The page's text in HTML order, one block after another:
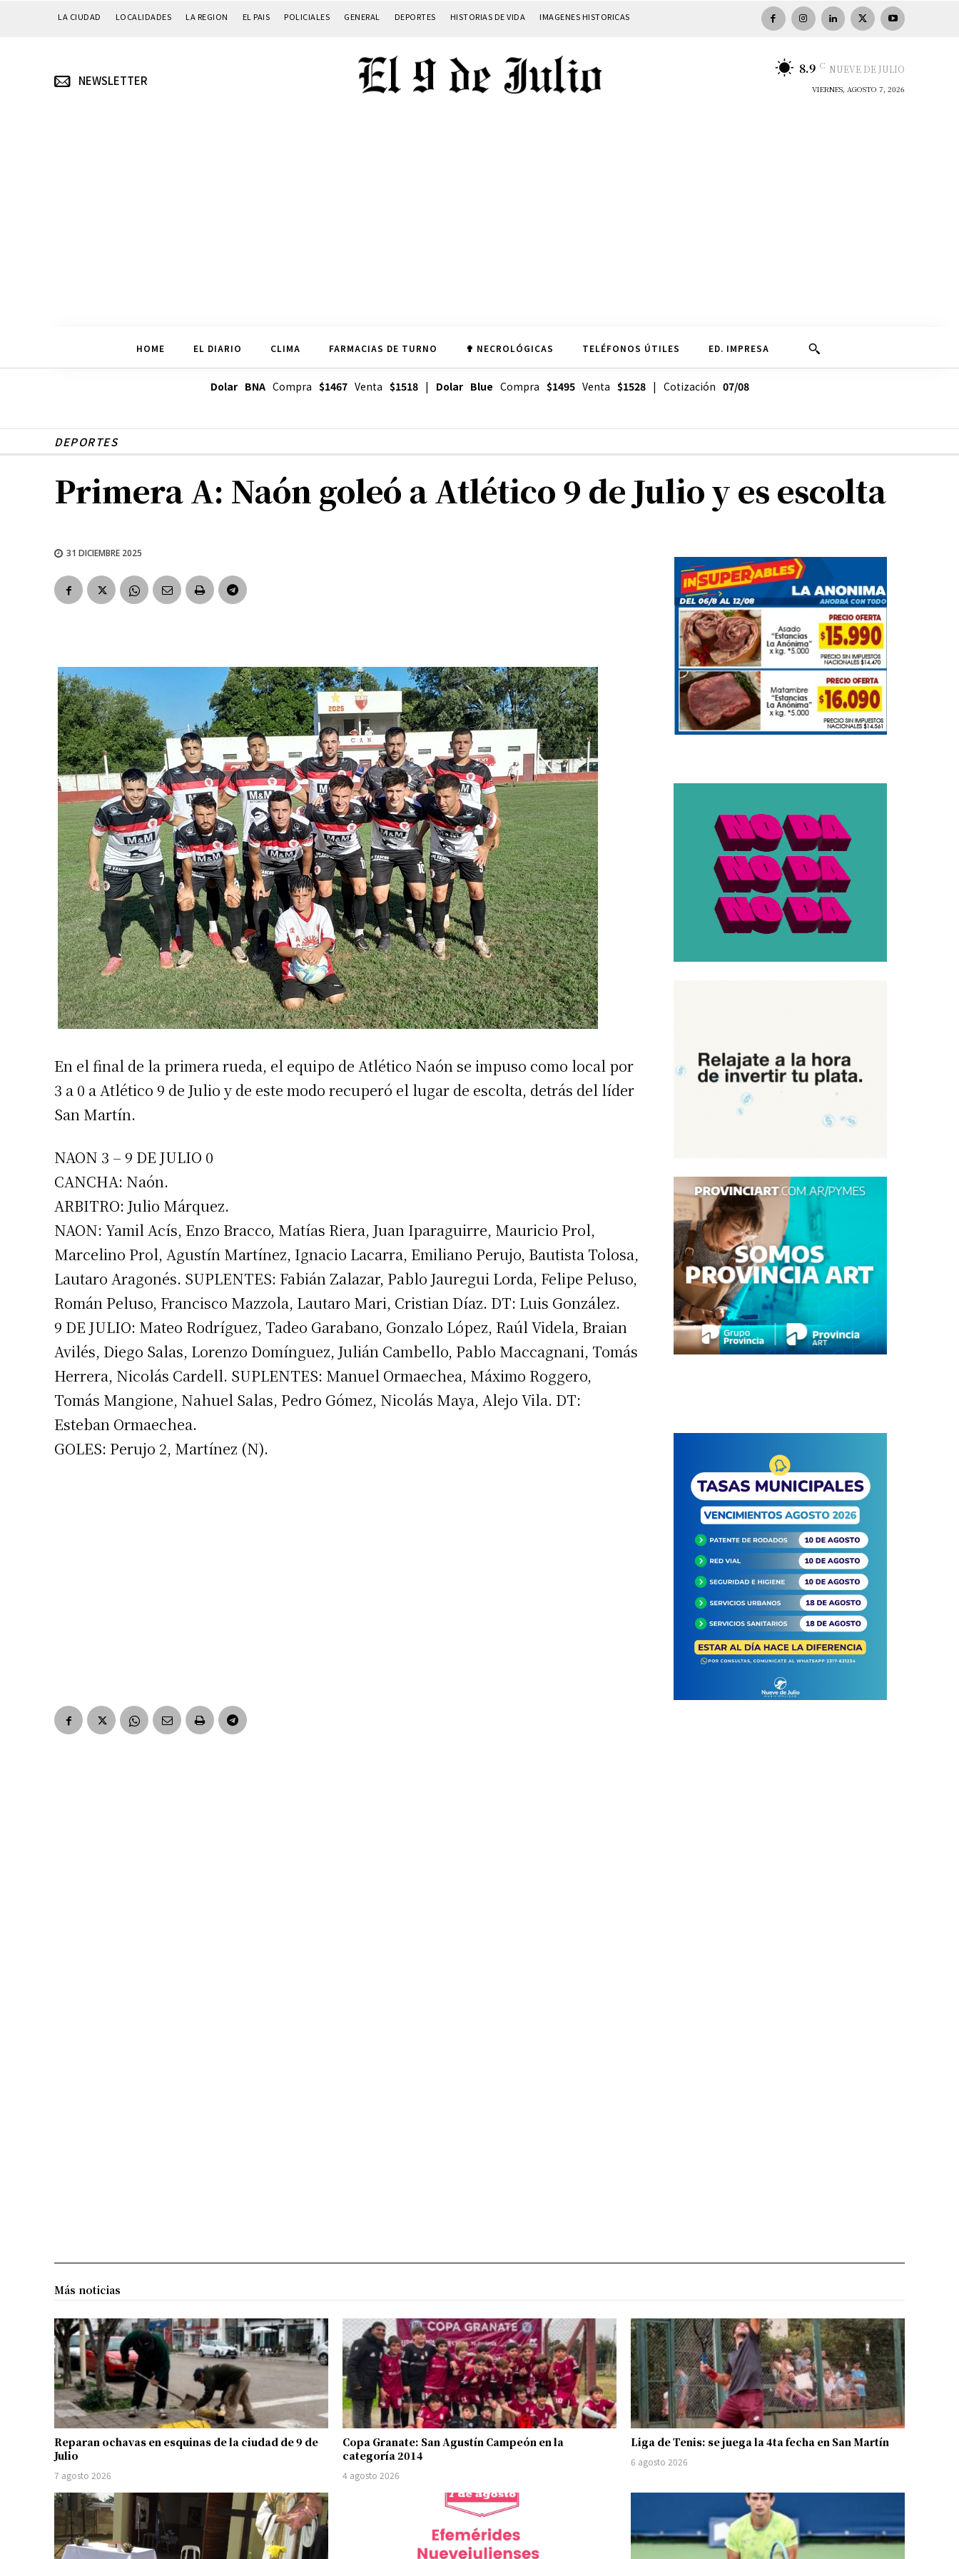
Suscribirme gratis
LA CIUDAD LOCALIDADES LA REGION EL PAIS POLICIALES GENERAL DEPORTES HISTORIAS DE VIDA IMAGENES HISTORICAS
NEWSLETTER
8.9 C NUEVE DE JULIO
VIERNES, AGOSTO 7, 2026
HOME EL DIARIO CLIMA FARMACIAS DE TURNO ✟ NECROLÓGICAS TELÉFONOS ÚTILES ED. IMPRESA
Dolar BNACompra $1467Venta $1518| Dolar Blue Compra $1495Venta $1528| Cotización 07/08
DEPORTES
Primera A: Naón goleó a Atlético 9 de Julio y es escolta
31 DICIEMBRE 2025
En el final de la primera rueda, el equipo de Atlético Naón se impuso como local por
3 a 0 a Atlético 9 de Julio y de este modo recuperó el lugar de escolta, detrás del líder
San Martín.
NAON 3 – 9 DE JULIO 0
CANCHA: Naón.
ARBITRO: Julio Márquez.
NAON: Yamil Acís, Enzo Bracco, Matías Riera, Juan Iparaguirre, Mauricio Prol,
Marcelino Prol, Agustín Martínez, Ignacio Lacarra, Emiliano Perujo, Bautista Tolosa,
Lautaro Aragonés. SUPLENTES: Fabián Zalazar, Pablo Jauregui Lorda, Felipe Peluso,
Román Peluso, Francisco Mazzola, Lautaro Mari, Cristian Díaz. DT: Luis González.
9 DE JULIO: Mateo Rodríguez, Tadeo Garabano, Gonzalo López, Raúl Videla, Braian
Avilés, Diego Salas, Lorenzo Domínguez, Julián Cambello, Pablo Maccagnani, Tomás
Herrera, Nicolás Cardell. SUPLENTES: Manuel Ormaechea, Máximo Roggero,
Tomás Mangione, Nahuel Salas, Pedro Gómez, Nicolás Maya, Alejo Vila. DT:
Esteban Ormaechea.
GOLES: Perujo 2, Martínez (N).
Más noticias
Reparan ochavas en esquinas de la ciudad de 9 de
Julio
7 agosto 2026
Copa Granate: San Agustín Campeón en la
categoría 2014
4 agosto 2026
Liga de Tenis: se juega la 4ta fecha en San Martín
6 agosto 2026